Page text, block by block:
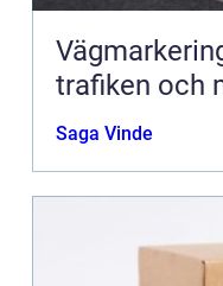
trafiken och
Saga Vinde